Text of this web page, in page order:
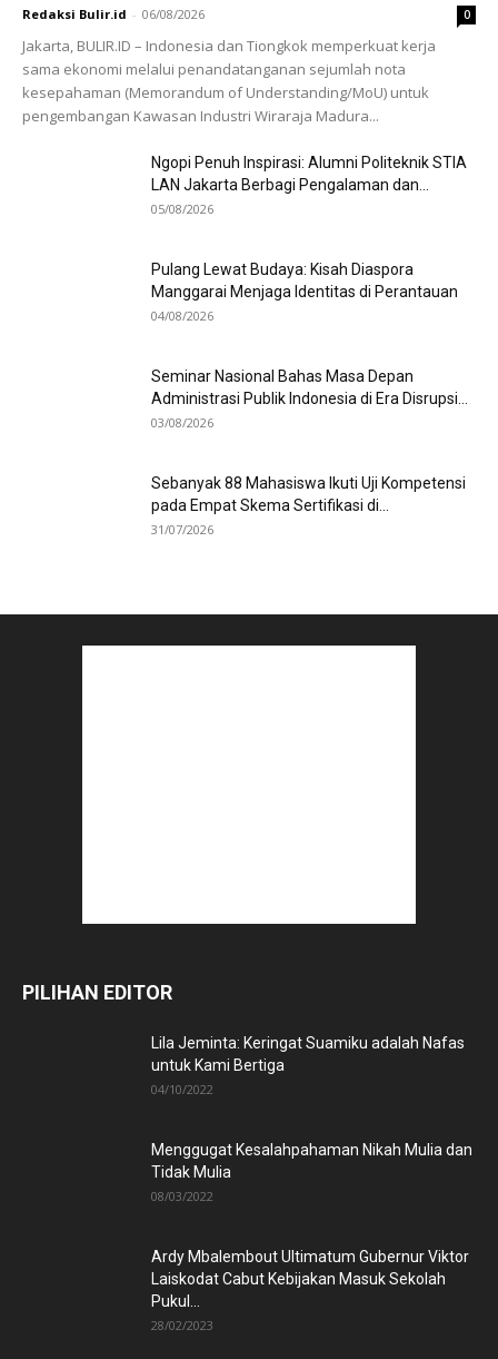
Redaksi Bulir.id - 06/08/2026 0
Jakarta, BULIR.ID – Indonesia dan Tiongkok memperkuat kerja
sama ekonomi melalui penandatanganan sejumlah nota
kesepahaman (Memorandum of Understanding/MoU) untuk
pengembangan Kawasan Industri Wiraraja Madura...
Ngopi Penuh Inspirasi: Alumni Politeknik STIA
LAN Jakarta Berbagi Pengalaman dan...
05/08/2026
Pulang Lewat Budaya: Kisah Diaspora
Manggarai Menjaga Identitas di Perantauan
04/08/2026
Seminar Nasional Bahas Masa Depan
Administrasi Publik Indonesia di Era Disrupsi...
03/08/2026
Sebanyak 88 Mahasiswa Ikuti Uji Kompetensi
pada Empat Skema Sertifikasi di...
31/07/2026
PILIHAN EDITOR
Lila Jeminta: Keringat Suamiku adalah Nafas
untuk Kami Bertiga
04/10/2022
Menggugat Kesalahpahaman Nikah Mulia dan
Tidak Mulia
08/03/2022
Ardy Mbalembout Ultimatum Gubernur Viktor
Laiskodat Cabut Kebijakan Masuk Sekolah
Pukul...
28/02/2023